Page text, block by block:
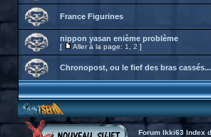
France Figurines
nippon yasan enième problème
[ Aller à la page: 1 2 ]
Chronopost, ou le fief des bras
Forum Ikki63 Index